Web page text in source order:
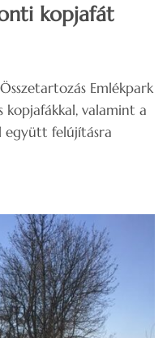
kopjafát
Emlékpark
valamint a
együtt felújításra